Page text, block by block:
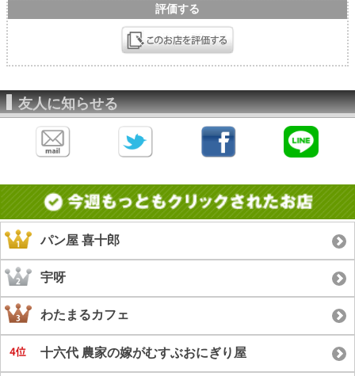
評価する
友人に知らせる
パン屋 喜十郎
宇呀
わたまるカフェ
十六代 農家の嫁がむすぶおにぎり屋